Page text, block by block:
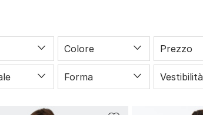
Colore Prezzo
Forma Vestibilità